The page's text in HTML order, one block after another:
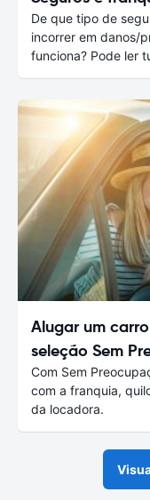
De que tipo de
incorrer em danos/
funciona? Pode ler
Alugar um
seleção Sem
Com Sem
com a franquia,
da locadora.